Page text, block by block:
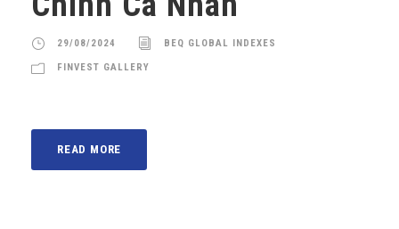
29/08/2024 BEQ GLOBAL INDEXES
FINVEST GALLERY
READ MORE